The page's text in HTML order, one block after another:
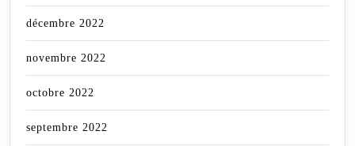
décembre 2022
novembre 2022
octobre 2022
septembre 2022